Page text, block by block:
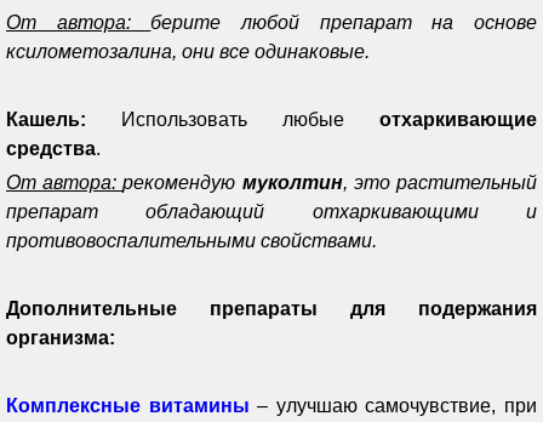
От автора:берите любой препарат на основе
ксилометозалина, они все одинаковые.
Кашель: Использовать любые отхаркивающие
средства.
От автора:рекомендую муколтин, это растительный
препарат обладающий отхаркивающими и
противовоспалительными свойствами.
Дополнительные препараты для подержания
организма:
Комплексные витамины – улучшаю самочувствие, при